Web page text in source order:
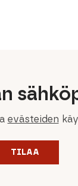
evästeiden
TILAA